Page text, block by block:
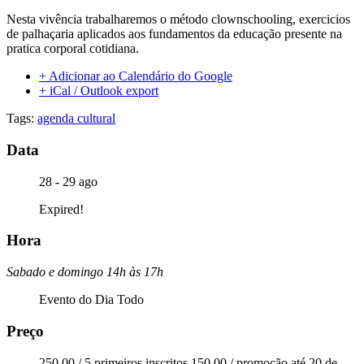
Nesta vivência trabalharemos o método clownschooling, exercicios
de palhaçaria aplicados aos fundamentos da educação presente na
pratica corporal cotidiana.
+ Adicionar ao Calendário do Google
+ iCal / Outlook export
Tags: agenda cultural
Data
28 - 29 ago
Expired!
Hora
Sabado e domingo 14h às 17h
Evento do Dia Todo
Preço